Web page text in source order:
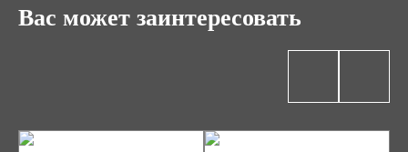
Вас может заинтересовать